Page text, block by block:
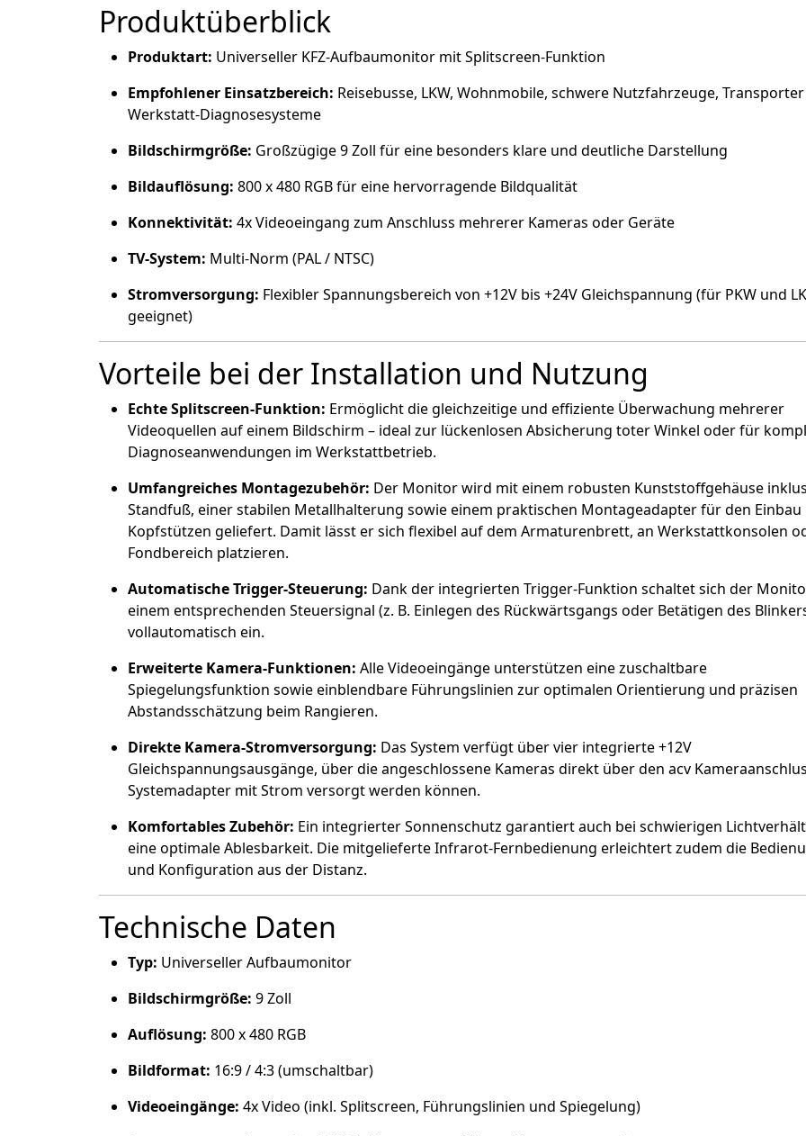
Produktüberblick
Produktart: Universeller KFZ-Aufbaumonitor mit Splitscreen-Funktion
Empfohlener Einsatzbereich: Reisebusse, LKW, Wohnmobile, schwere Nutzfahrzeuge,
Werkstatt-Diagnosesysteme
Bildschirmgröße: Großzügige 9 Zoll für eine besonders klare und deutliche Darstellung
Bildauflösung: 800 x 480 RGB für eine hervorragende Bildqualität
Konnektivität: 4x Videoeingang zum Anschluss mehrerer Kameras oder Geräte
TV-System: Multi-Norm (PAL / NTSC)
Stromversorgung: Flexibler Spannungsbereich von +12V bis +24V Gleichspannung (für PKW und
geeignet)
Vorteile bei der Installation und Nutzung
Echte Splitscreen-Funktion: Ermöglicht die gleichzeitige und effiziente Überwachung mehrerer
Videoquellen auf einem Bildschirm – ideal zur lückenlosen Absicherung toter Winkel oder für
Diagnoseanwendungen im Werkstattbetrieb.
Umfangreiches Montagezubehör: Der Monitor wird mit einem robusten Kunststoffgehäuse
Standfuß, einer stabilen Metallhalterung sowie einem praktischen Montageadapter für den Einbau
Kopfstützen geliefert. Damit lässt er sich flexibel auf dem Armaturenbrett, an Werkstattkonsolen
Fondbereich platzieren.
Automatische Trigger-Steuerung: Dank der integrierten Trigger-Funktion schaltet sich der
einem entsprechenden Steuersignal (z. B. Einlegen des Rückwärtsgangs oder Betätigen des
vollautomatisch ein.
Erweiterte Kamera-Funktionen: Alle Videoeingänge unterstützen eine zuschaltbare
Spiegelungsfunktion sowie einblendbare Führungslinien zur optimalen Orientierung und präzisen
Abstandsschätzung beim Rangieren.
Direkte Kamera-Stromversorgung: Das System verfügt über vier integrierte +12V
Gleichspannungsausgänge, über die angeschlossene Kameras direkt über den acv
Systemadapter mit Strom versorgt werden können.
Komfortables Zubehör: Ein integrierter Sonnenschutz garantiert auch bei schwierigen
eine optimale Ablesbarkeit. Die mitgelieferte Infrarot-Fernbedienung erleichtert zudem die
und Konfiguration aus der Distanz.
Technische Daten
Typ: Universeller Aufbaumonitor
Bildschirmgröße: 9 Zoll
Auflösung: 800 x 480 RGB
Bildformat: 16:9 / 4:3 (umschaltbar)
Videoeingänge: 4x Video (inkl. Splitscreen, Führungslinien und Spiegelung)